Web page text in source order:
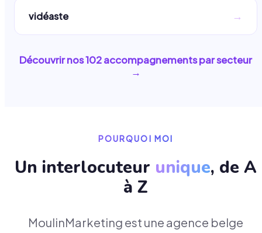
vidéaste →
Découvrir nos102accompagnements par secteur
→
POURQUOI MOI
Un interlocuteur unique, de A
à Z
MoulinMarketing est une agence belge